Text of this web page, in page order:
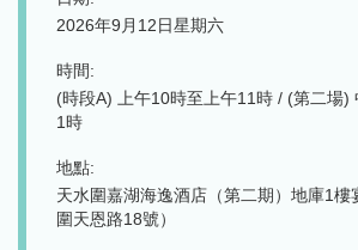
日期:
時間:
下午2時30分至4時正
地點:
香港筲箕灣東旺道3號養和東區大樓9樓
同步進行）